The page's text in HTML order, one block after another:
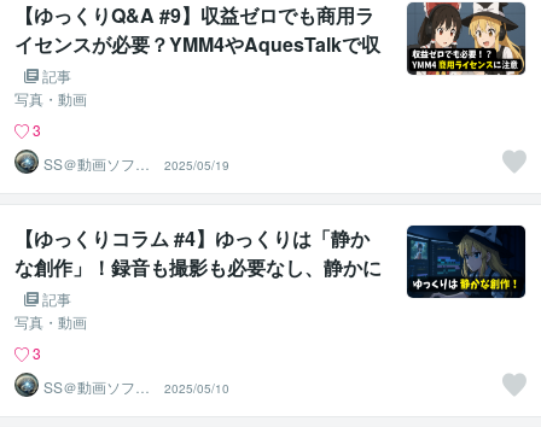
【ゆっくりQ&A #9】収益ゼロでも商用ラ
イセンスが必要？YMM4やAquesTalkで収
益化を目指すなら購入必須！少し複雑な
「ライセンス」の疑問、この動画を見るだ
けで解決します！
記事
写真・動画
3
SS＠動画ソフト
ウェアエンジニ
ア
2025/05/19
【ゆっくりコラム #4】ゆっくりは「静か
な創作」！録音も撮影も必要なし、静かに
一人、家族に内緒で始められます…動画初
心者にゆっくりをオススメする理由を教え
ます！
記事
写真・動画
3
SS＠動画ソフト
ウェアエンジニ
ア
2025/05/10